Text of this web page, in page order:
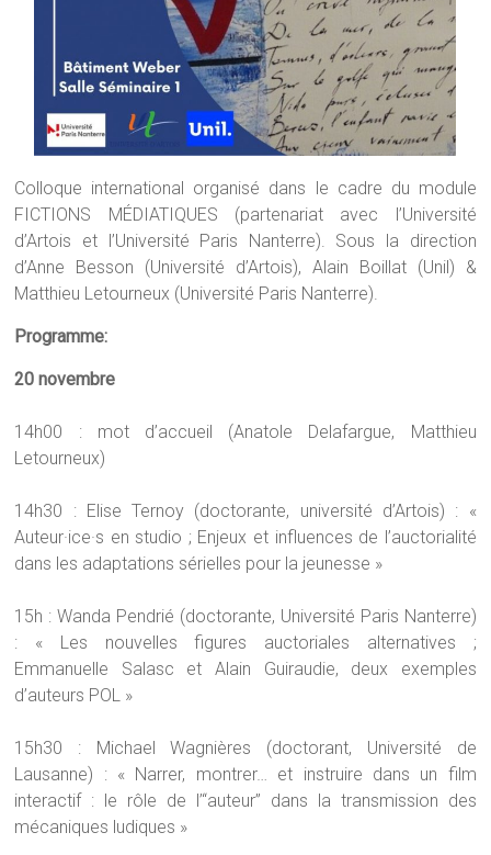
Colloque international organisé dans le cadre du module
FICTIONS MÉDIATIQUES (partenariat avec l’Université
d’Artois et l’Université Paris Nanterre). Sous la direction
d’Anne Besson (Université d’Artois), Alain Boillat (Unil) &
Matthieu Letourneux (Université Paris Nanterre).
Programme:
20 novembre
14h00 : mot d’accueil (Anatole Delafargue, Matthieu
Letourneux)
14h30 : Elise Ternoy (doctorante, université d’Artois) : «
Auteur·ice·s en studio ; Enjeux et influences de l’auctorialité
dans les adaptations sérielles pour la jeunesse »
15h : Wanda Pendrié (doctorante, Université Paris Nanterre)
: « Les nouvelles figures auctoriales alternatives ;
Emmanuelle Salasc et Alain Guiraudie, deux exemples
d’auteurs POL »
15h30 : Michael Wagnières (doctorant, Université de
Lausanne) : « Narrer, montrer… et instruire dans un film
interactif : le rôle de l’“auteur” dans la transmission des
mécaniques ludiques »